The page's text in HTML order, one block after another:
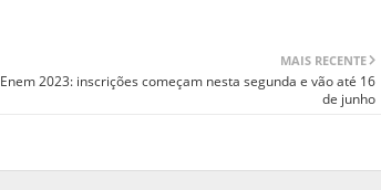
MAIS RECENTE
Enem 2023: inscrições começam nesta segunda e vão até 16
de junho